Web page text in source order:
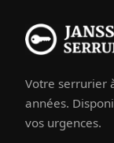
Votre serrurier
années.
vos urgences.